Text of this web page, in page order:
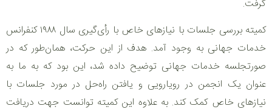
گرفت.
کمیته بررسی جلسات با نیازهای خاص با رأی‌گیری سال ۱۹۸۸ کنفرانس
خدمات جهانی به وجود آمد. هدف از این حرکت، همان‌طور که در
صورتجلسه خدمات جهانی توضیح داده شد، این بود که به ما به
عنوان یک انجمن در رویارویی و یافتن راه‌حل در مورد جلسات با
نیازهای خاص کمک کند. به علاوه این کمیته توانست جهت دریافت